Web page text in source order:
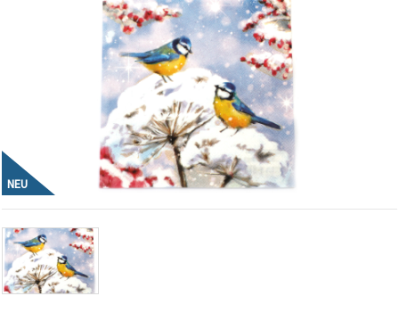
und, mit
Ihrer
Einwilligung,
den
Datenverkehr
zu
analysieren
sowie
relevantere
Inhalte und
Werbung
NEU